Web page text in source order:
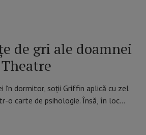
de gri ale doamnei
în dormitor, soții Griffin aplică cu zel
o carte de psihologie. Însă, în loc…